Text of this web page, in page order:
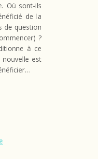
Où sont-ils
de la
de question
?
à ce
nouvelle est